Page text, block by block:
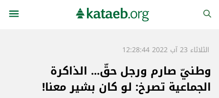
الثلاثاء 23 آب 2022 12:28:44
وطنيّ صارم ورجل حقّ... الذاكرة
الجماعية تصرخ: لو كان بشير معنا!